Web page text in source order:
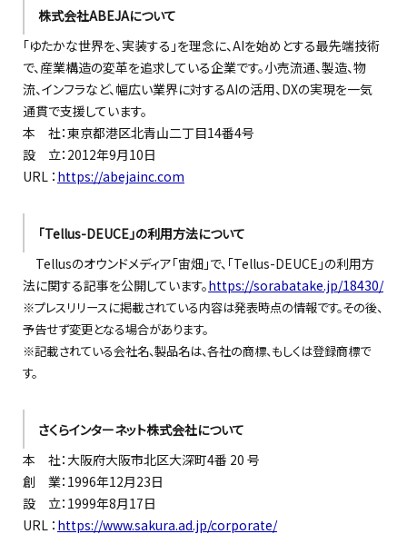
株式会社ABEJAについて
「ゆたかな世界を、実装する」を理念に、AIを始めとする最先端技術
で、産業構造の変革を追求している企業です。小売流通、製造、物
流、インフラなど、幅広い業界に対するAIの活用、DXの実現を一気
通貫で支援しています。
本 社：東京都港区北青山二丁目14番4号
設 立：2012年9月10日
URL ： https://abejainc.com
「Tellus-DEUCE」の利用方法について
Tellusのオウンドメディア「宙畑」で、「Tellus-DEUCE」の利用方
法に関する記事を公開しています。https://sorabatake.jp/18430/
※プレスリリースに掲載されている内容は発表時点の情報です。その後、
予告せず変更となる場合があります。
※記載されている会社名、製品名は、各社の商標、もしくは登録商標で
す。
さくらインターネット株式会社について
本 社：大阪府大阪市北区大深町4番 20 号
創 業：1996年12月23日
設 立：1999年8月17日
URL ： https://www.sakura.ad.jp/corporate/